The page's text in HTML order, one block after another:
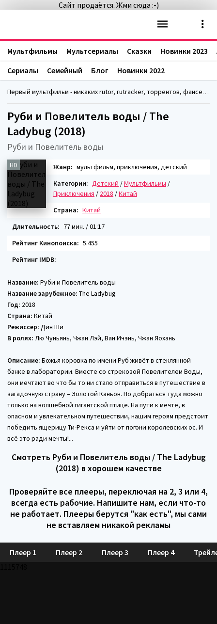
Сайт продаётся. Жми сюда :-)
Первый мультфильм - никаких rutor, rutracker, торрентов, фансериалс, fanserials
Руби и Повелитель воды / The
Ladybug (2018)
Руби и Повелитель воды
HD Жанр: мультфильм, приключения, детский
Категории: Детский /Мультфильмы /
Приключения / 2018 /Китай
Страна: Китай
Длительность: 77 мин. / 01:17
Рейтинг Кинопоиска: 5.455
Рейтинг IMDB:
Название: Руби и Повелитель воды
Название зарубежное: The Ladybug
Год: 2018
Страна: Китай
Режиссер: Дин Ши
В ролях: Лю Чуньянь, Чжан Лэй, Ван Ичэнь, Чжан Яохань
Описание: Божья коровка по имени Руб живёт в стеклянной
банке в лаборатории. Вместе со стрекозой Повелителем Воды,
они мечтают во что бы то ни стало отправиться в путешествие в
загадочную страну – Золотой Каньон. Но добраться туда можно
только на волшебной гигантской птице. На пути к мечте, в
опасном и увлекательном путешествии, нашим героям предстоит
победить ящерицу Ти-Рекса и уйти от погони королевских ос. И
всё это ради мечты!...
Смотреть Руби и Повелитель воды / The Ladybug
(2018) в хорошем качестве
Проверяйте все плееры, переключая на 2, 3 или 4,
всегда есть рабочие. Напишите нам, если что-то
не работает. Плееры берутся "как есть", мы сами
не вставляем никакой рекламы
Плеер 1 Плеер 2 Плеер 3 Плеер 4
Мультфильмы Мультсериалы Сказки Новинки 2023
Сериалы
Семейный Блог Новинки 2022